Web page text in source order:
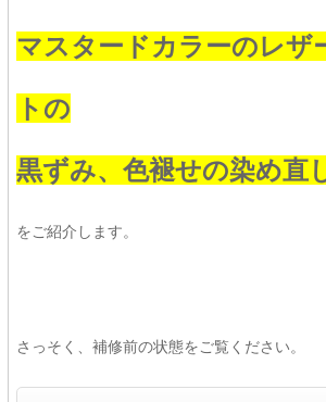
マスタードカラーのレザ
トの
黒ずみ、色褪せの染め直
をご紹介します。
さっそく、補修前の状態をご覧ください。